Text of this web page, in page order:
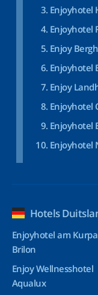
Enjoyhotel
Enjoyhotel
Enjoy
Enjoyhotel
Enjoy
Enjoyhotel
Enjoyhotel
Enjoyhotel
Hotels
Enjoyhotel am
Brilon
Enjoy Wellnesshotel
Aqualux